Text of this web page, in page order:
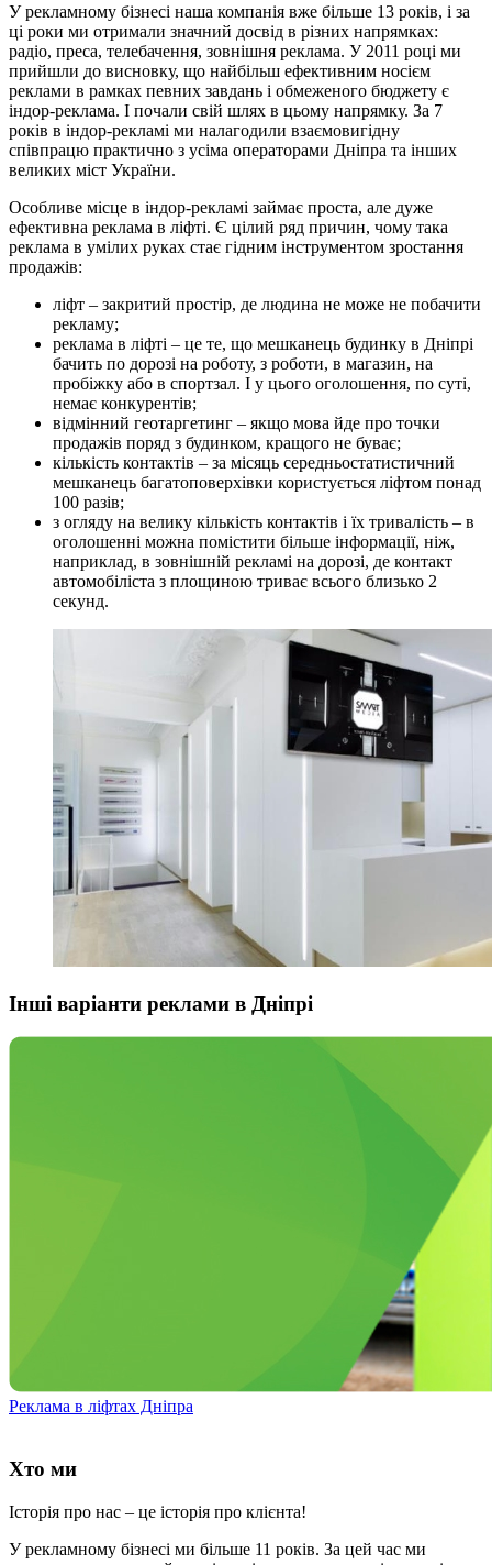
У рекламному бізнесі наша компанія вже більше 13 років, і за
ці роки ми отримали значний досвід в різних напрямках:
радіо, преса, телебачення, зовнішня реклама. У 2011 році ми
прийшли до висновку, що найбільш ефективним носієм
реклами в рамках певних завдань і обмеженого бюджету є
індор-реклама. І почали свій шлях в цьому напрямку. За 7
років в індор-рекламі ми налагодили взаємовигідну
співпрацю практично з усіма операторами Дніпра та інших
великих міст України.
Особливе місце в індор-рекламі займає проста, але дуже
ефективна реклама в ліфті. Є цілий ряд причин, чому така
реклама в умілих руках стає гідним інструментом зростання
продажів:
ліфт – закритий простір, де людина не може не побачити
рекламу;
реклама в ліфті – це те, що мешканець будинку в Дніпрі
бачить по дорозі на роботу, з роботи, в магазин, на
пробіжку або в спортзал. І у цього оголошення, по суті,
немає конкурентів;
відмінний геотаргетинг – якщо мова йде про точки
продажів поряд з будинком, кращого не буває;
кількість контактів – за місяць середньостатистичний
мешканець багатоповерхівки користується ліфтом понад
100 разів;
з огляду на велику кількість контактів і їх тривалість – в
оголошенні можна помістити більше інформації, ніж,
наприклад, в зовнішній рекламі на дорозі, де контакт
автомобіліста з площиною триває всього близько 2
секунд.
Інші варіанти реклами в Дніпрі
Реклама в ліфтах Дніпра
Хто ми
Історія про нас – це історія про клієнта!
У рекламному бізнесі ми більше 11 років. За цей час ми